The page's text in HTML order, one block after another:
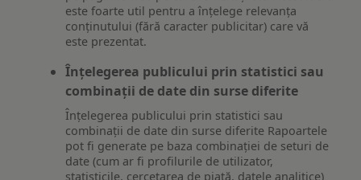
este foarte util pentru a înțelege relevanța
conținutului (fără caracter publicitar) care vă
este prezentat.
Înțelegerea publicului prin statistici sau
combinații de date din surse diferite
Înțelegerea publicului prin statistici sau
combinații de date din surse diferite Rapoartele
pot fi generate pe baza combinației de seturi de
date (cum ar fi profilurile de utilizator,
statisticile, cercetarea de piață, datele analitice)